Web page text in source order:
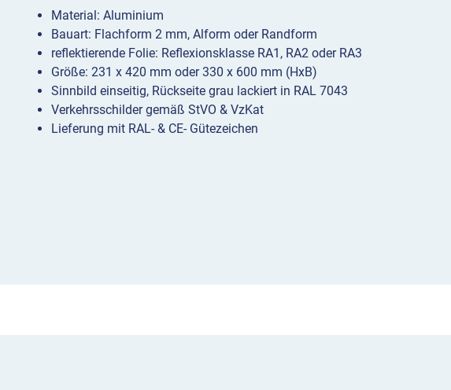
Material: Aluminium
Bauart: Flachform 2 mm, Alform oder Randform
reflektierende Folie: Reflexionsklasse RA1, RA2 oder RA3
Größe: 231 x 420 mm oder 330 x 600 mm (HxB)
Sinnbild einseitig, Rückseite grau lackiert in RAL 7043
Verkehrsschilder gemäß StVO & VzKat
Lieferung mit RAL- & CE- Gütezeichen